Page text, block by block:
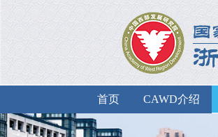
首页 CAWD介绍